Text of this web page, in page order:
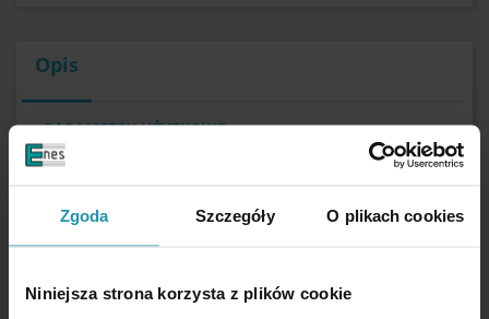
Zgoda Szczegóły O plikach cookies
Niniejsza strona korzysta z plików cookie
Opis
PARAMETRY UŻYTKOWE
Średnica zewnętrzna 10 [mm]
Wysokość z tuleją 11,5 [mm]